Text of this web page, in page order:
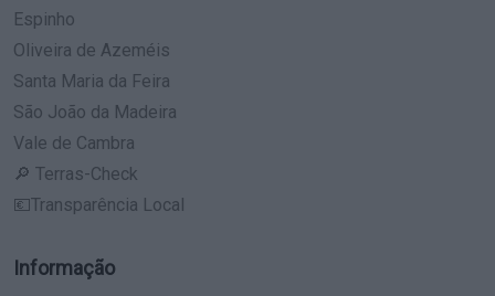
Espinho
Oliveira de Azeméis
Santa Maria da Feira
São João da Madeira
Vale de Cambra
🔎 Terras-Check
💶Transparência Local
Informação